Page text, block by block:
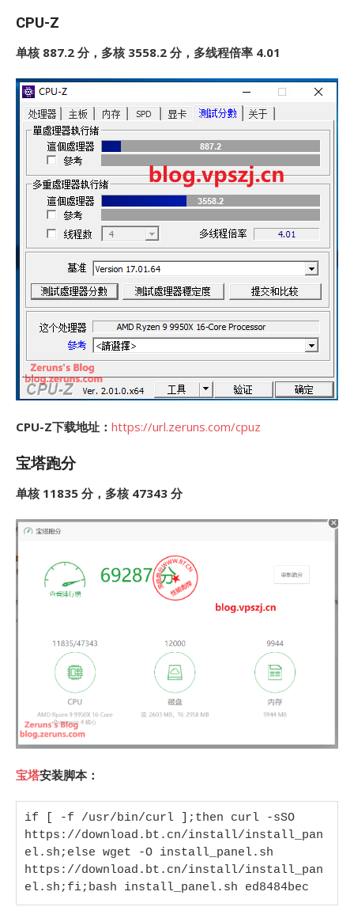
CPU-Z
单核 887.2 分，多核 3558.2 分，多线程倍率 4.01
CPU-Z下载地址： https://url.zeruns.com/cpuz
宝塔跑分
单核 11835 分，多核 47343 分
宝塔安装脚本：
if [ -f /usr/bin/curl ];then curl -sSO
https://download.bt.cn/install/install_pan
el.sh;else wget -O install_panel.sh
https://download.bt.cn/install/install_pan
el.sh;fi;bash install_panel.sh ed8484bec